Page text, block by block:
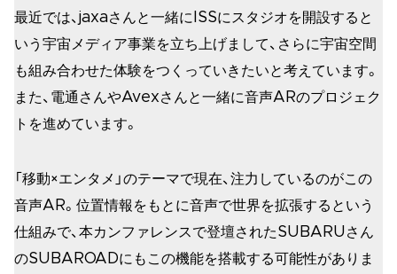
最近では、jaxaさんと一緒にISSにスタジオを開設すると
いう宇宙メディア事業を立ち上げまして、さらに宇宙空間
も組み合わせた体験をつくっていきたいと考えています。
また、電通さんやAvexさんと一緒に音声ARのプロジェク
トを進めています。
「移動×エンタメ」のテーマで現在、注力しているのがこの
音声AR。位置情報をもとに音声で世界を拡張するという
仕組みで、本カンファレンスで登壇されたSUBARUさん
のSUBAROADにもこの機能を搭載する可能性がありま